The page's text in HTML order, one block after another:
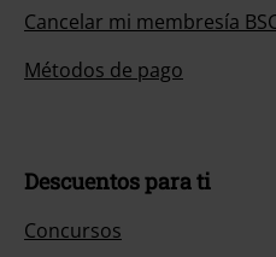
Cancelar mi membresía
Métodos de pago
Descuentos para ti
Concursos